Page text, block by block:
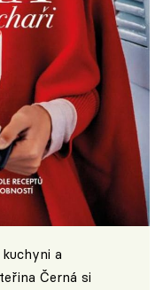
a
Černá si